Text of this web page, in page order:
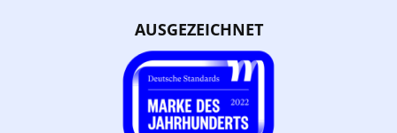
AUSGEZEICHNET